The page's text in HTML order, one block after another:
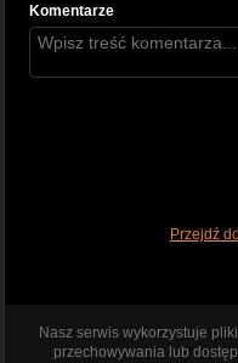
Komentarze
Przejdź
Nasz serwis wykorzystuje
przechowywania lub